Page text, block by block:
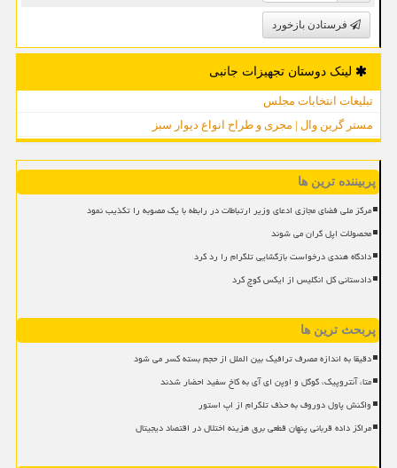
فرستادن بازخورد
لینک دوستان تجهیزات جانبی
تبلیغات انتخابات مجلس
مستر گرین وال | مجری و طراح انواع دیوار سبز
پربیننده ترین ها
مرکز ملی فضای مجازی ادعای وزیر ارتباطات در رابطه با یک مصوبه را تکذیب نمود
محصولات اپل گران می شوند
دادگاه هندی درخواست بازگشایی تلگرام را رد کرد
دادستانی کل انگلیس از ایکس کوچ کرد
پربحث ترین ها
دقیقا به اندازه مصرف ترافیک بین الملل از حجم بسته کسر می شود
متا، آنتروپیک، گوگل و اوپن ای آی به کاخ سفید احضار شدند
واکنش پاول دوروف به حذف تلگرام از اپ استور
مراکز داده قربانی پنهان قطعی برق هزینه اختلال در اقتصاد دیجیتال